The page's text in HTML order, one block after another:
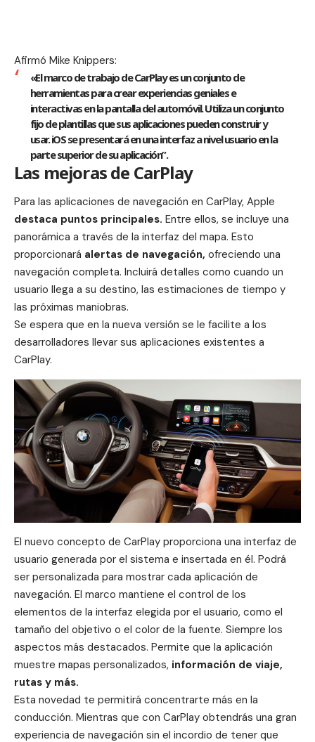
Afirmó Mike Knippers:
«El marco de trabajo deCarPlayes un conjunto de
herramientas para crear experiencias geniales e
interactivas en la pantalla del automóvil. Utiliza un conjunto
fijo de plantillas que sus aplicaciones pueden construir y
usar. iOS se presentará en una interfaz a nivel usuario en la
parte superior de su aplicación”.
Las mejoras de CarPlay
Para las aplicaciones de navegación en CarPlay, Apple
destaca puntos principales. Entre ellos, se incluye una
panorámica a través de la interfaz del mapa. Esto
proporcionará alertas de navegación, ofreciendo una
navegación completa. Incluirá detalles como cuando un
usuario llega a su destino, las estimaciones de tiempo y
las próximas maniobras.
Se espera que en la nueva versión se le facilite a los
desarrolladores llevar sus aplicaciones existentes a
CarPlay.
El nuevo concepto de CarPlay proporciona una interfaz de
usuario generada por el sistema e insertada en él. Podrá
ser personalizada para mostrar cada aplicación de
navegación. El marco mantiene el control de los
elementos de la interfaz elegida por el usuario, como el
tamaño del objetivo o el color de la fuente. Siempre los
aspectos más destacados. Permite que la aplicación
muestre mapas personalizados, información de viaje,
rutas y más.
Esta novedad te permitirá concentrarte más en la
conducción. Mientras que con CarPlay obtendrás una gran
experiencia de navegación sin el incordio de tener que